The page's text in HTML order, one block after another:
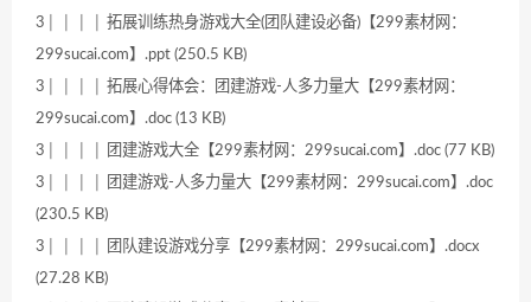
3│ │ │ │ 拓展训练热身游戏大全(团队建设必备)【299素材网：
299sucai.com】.ppt (250.5 KB)
3│ │ │ │ 拓展心得体会：团建游戏-人多力量大【299素材网：
299sucai.com】.doc (13 KB)
3│ │ │ │ 团建游戏大全【299素材网：299sucai.com】.doc (77 KB)
3│ │ │ │ 团建游戏-人多力量大【299素材网：299sucai.com】.doc
(230.5 KB)
3│ │ │ │ 团队建设游戏分享【299素材网：299sucai.com】.docx
(27.28 KB)